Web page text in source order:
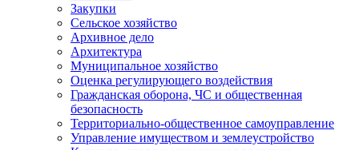
Закупки
Сельское хозяйство
Архивное дело
Архитектура
Муниципальное хозяйство
Оценка регулирующего воздействия
Гражданская оборона, ЧС и общественная
безопасность
Территориально-общественное самоуправление
Управление имуществом и землеустройство